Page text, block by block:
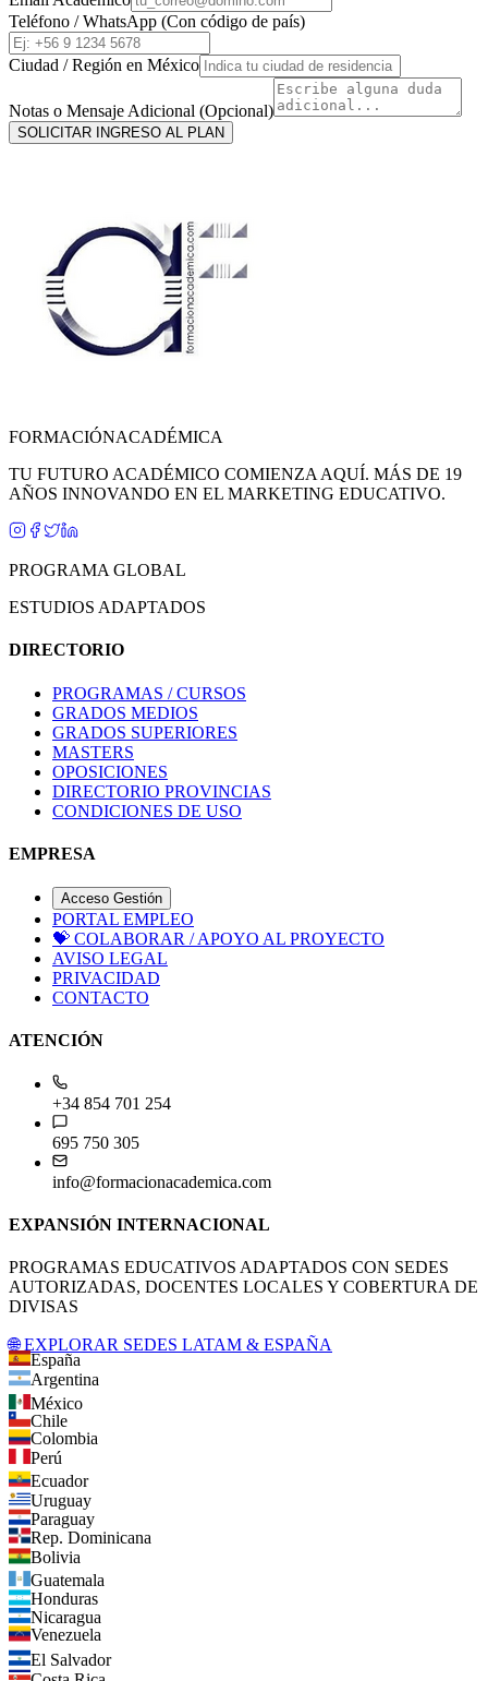
Teléfono / WhatsApp (Con código de país)
Ciudad / Región en México
Notas o Mensaje Adicional (Opcional)
SOLICITAR INGRESO AL PLAN
FORMACIÓNACADÉMICA
TU FUTURO ACADÉMICO COMIENZA AQUÍ. MÁS DE 19
AÑOS INNOVANDO EN EL MARKETING EDUCATIVO.
PROGRAMA GLOBAL
ESTUDIOS ADAPTADOS
DIRECTORIO
PROGRAMAS / CURSOS
GRADOS MEDIOS
GRADOS SUPERIORES
MASTERS
OPOSICIONES
DIRECTORIO PROVINCIAS
CONDICIONES DE USO
EMPRESA
Acceso Gestión
PORTAL EMPLEO
💝 COLABORAR / APOYO AL PROYECTO
AVISO LEGAL
PRIVACIDAD
CONTACTO
ATENCIÓN
+34 854 701 254
695 750 305
info@formacionacademica.com
EXPANSIÓN INTERNACIONAL
PROGRAMAS EDUCATIVOS ADAPTADOS CON SEDES
AUTORIZADAS, DOCENTES LOCALES Y COBERTURA DE
DIVISAS
🌐 EXPLORAR SEDES LATAM & ESPAÑA
España
Argentina
México
Chile
Colombia
Perú
Ecuador
Uruguay
Paraguay
Rep. Dominicana
Bolivia
Guatemala
Honduras
Nicaragua
Venezuela
El Salvador